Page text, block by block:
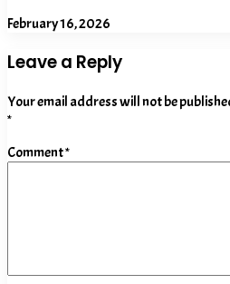
February 16, 2026
Leave a Reply
Your email address will not be
*
Comment*